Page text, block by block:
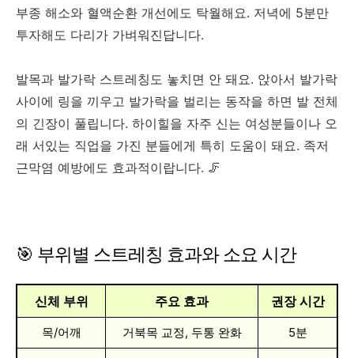
부종 해소와 혈액순환 개선에도 탁월해요. 저녁에 5분만
투자해도 다리가 가벼워진답니다.
발목과 발가락 스트레칭도 놓치면 안 돼요. 앉아서 발가락
사이에 링을 끼우고 발가락을 벌리는 동작을 하면 발 전체
의 긴장이 풀립니다. 하이힐을 자주 신는 여성분들이나 오
래 서있는 직업을 가진 분들에게 특히 도움이 돼요. 족저
근막염 예방에도 효과적이랍니다. 🦵
🎯 부위별 스트레칭 효과와 소요 시간
신체 부위 주요 효과 권장 시간
목/어깨 거북목 교정, 두통 완화 5분